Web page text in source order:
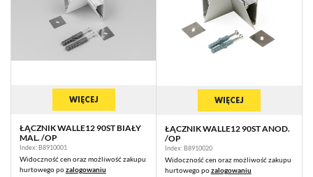
WIĘCEJ
ŁĄCZNIK WALLE12 90ST BIAŁY
MAL. /OP
Index: B8910001
Widoczność cen oraz możliwość zakupu
hurtowego pozalogowaniu
WIĘCEJ
ŁĄCZNIK WALLE12 90ST ANOD.
/OP
Index: B8910020
Widoczność cen oraz możliwość zakupu
hurtowego pozalogowaniu